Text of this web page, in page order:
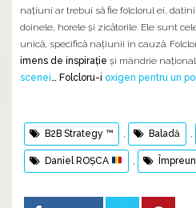
naţiuni ar trebui să fie folclorul ei,
doinele, horele şi zicătorile. Ele sunt
unică, specifică naţiunii în cauză.
imens de inspiraţie şi mândrie
scenei… Folcloru-i oxigen pentru un
B2B Strategy ™ , Baladă ,
Daniel ROȘCA ,